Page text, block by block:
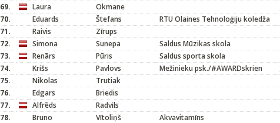
69.
Laura Okmane
70.
Eduards Štefans RTU Olaines Tehnoloģiju koledža
71.
Raivis Zīrups
72.
Simona Sunepa Saldus Mūzikas skola
73.
Renārs Pūris Saldus sporta skola
74.
Krišs Pavlovs Mežinieku psk./#AWARDskrien
75.
Nikolas Trutiak
76.
Edgars Briedis
77.
Alfrēds Radvils
78.
Bruno Vītoliņš Akvavitamīns